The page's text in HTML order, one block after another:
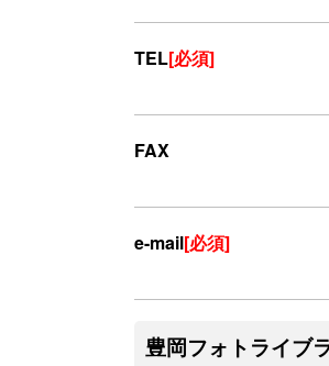
TEL[必須]
FAX
e-mail[必須]
豊岡フォトライブ